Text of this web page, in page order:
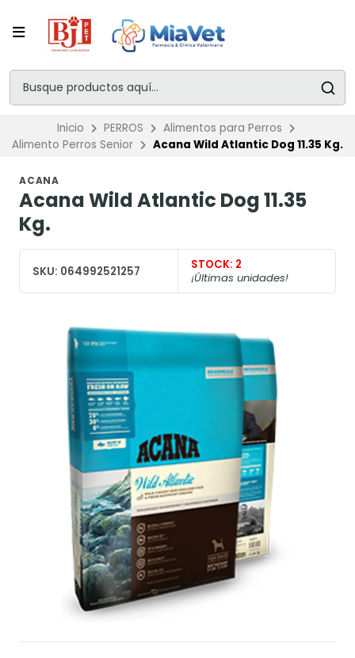
Inicio PERROS
Alimentos para Perros
Alimento Perros Senior
Acana Wild Atlantic Dog 11.35 Kg.
ACANA
Acana Wild Atlantic Dog 11.35
Kg.
SKU: 064992521257 STOCK: 2
¡Últimas unidades!